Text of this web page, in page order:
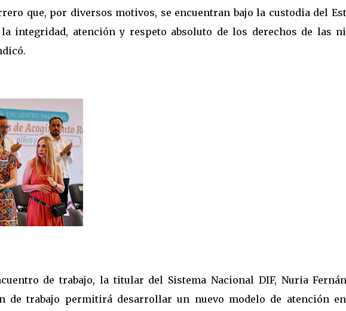
que, por diversos motivos, se encuentran bajo la custodia del
integridad, atención y respeto absoluto de los derechos de las
de trabajo, la titular del Sistema Nacional DIF, Nuria
de trabajo permitirá desarrollar un nuevo modelo de atención